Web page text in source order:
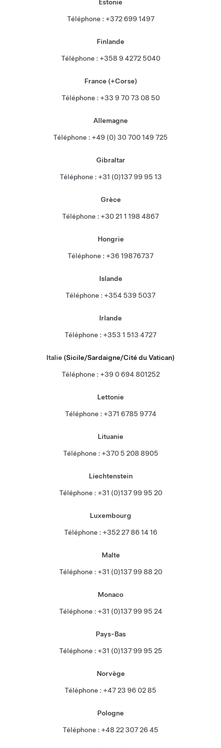
Estonie
Téléphone : +372 699 1497
Finlande
Téléphone : +358 9 4272 5040
France (+Corse)
Téléphone : +33 9 70 73 08 50
Allemagne
Téléphone : +49 (0) 30 700 149 725
Gibraltar
Téléphone : +31 (0)137 99 95 13
Grèce
Téléphone : +30 21 1 198 4867
Hongrie
Téléphone : +36 19876737
Islande
Téléphone : +354 539 5037
Irlande
Téléphone : +353 1 513 4727
Italie (Sicile/Sardaigne/Cité du Vatican)
Téléphone : +39 0 694 801252
Lettonie
Téléphone : +371 6785 9774
Lituanie
Téléphone : +370 5 208 8905
Liechtenstein
Téléphone : +31 (0)137 99 95 20
Luxembourg
Téléphone : +352 27 86 14 16
Malte
Téléphone : +31 (0)137 99 88 20
Monaco
Téléphone : +31 (0)137 99 95 24
Pays-Bas
Téléphone : +31 (0)137 99 95 25
Norvège
Téléphone : +47 23 96 02 85
Pologne
Téléphone : +48 22 307 26 45